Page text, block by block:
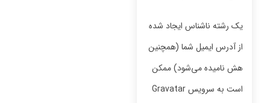
یک رشته ناشناس ایجاد شده
از آدرس ایمیل شما (همچنین
هش نامیده می‌شود) ممکن
است به سرویس Gravatar